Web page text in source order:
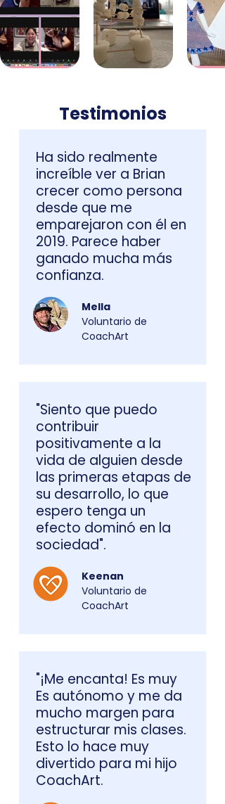
Testimonios
Ha sido realmente
increíble ver a Brian
crecer como persona
desde que me
emparejaron con él en
2019. Parece haber
ganado mucha más
confianza.
Mella
Voluntario de
CoachArt
"Siento que puedo
contribuir
positivamente a la
vida de alguien desde
las primeras etapas de
su desarrollo, lo que
espero tenga un
efecto dominó en la
sociedad".
Keenan
Voluntario de
CoachArt
"¡Me encanta! Es muy
Es autónomo y me da
mucho margen para
estructurar mis clases.
Esto lo hace muy
divertido para mi hijo
CoachArt.